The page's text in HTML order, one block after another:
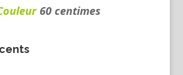
60 centimes